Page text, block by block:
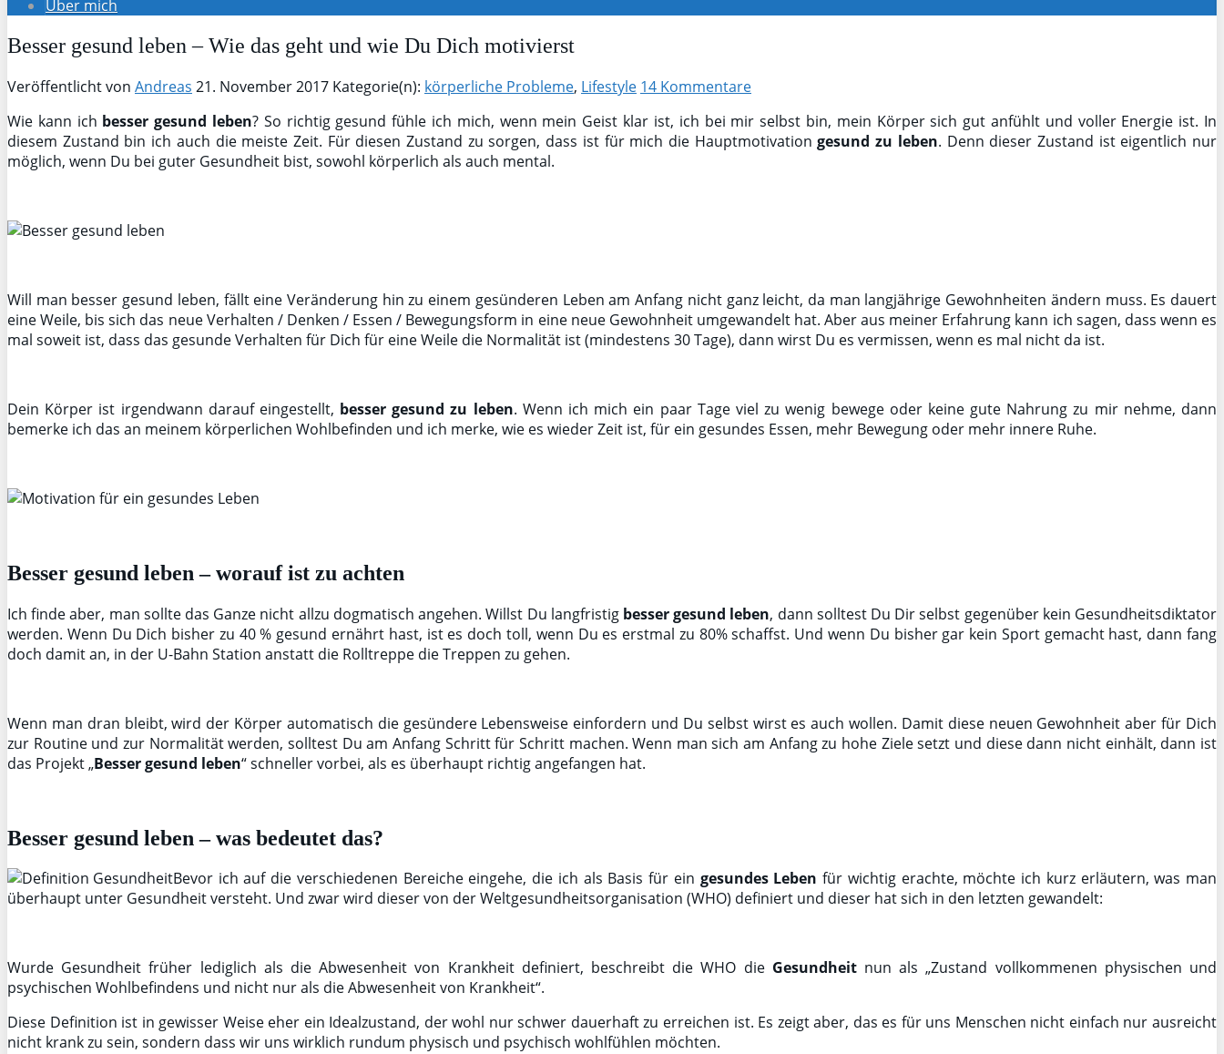
Über mich
Besser gesund leben – Wie das geht und wie Du Dich motivierst
Veröffentlicht von Andreas 21. November 2017 Kategorie(n): körperliche Probleme, Lifestyle 14 Kommentare
Wie kann ich besser gesund leben? So richtig gesund fühle ich mich, wenn mein Geist klar ist, ich bei mir selbst bin, mein Körper sich gut anfühlt und voller Energie ist. In
diesem Zustand bin ich auch die meiste Zeit. Für diesen Zustand zu sorgen, dass ist für mich die Hauptmotivationgesund zu leben. Denn dieser Zustand ist eigentlich nur
möglich, wenn Du bei guter Gesundheit bist, sowohl körperlich als auch mental.
Will man besser gesund leben, fällt eine Veränderung hin zu einem gesünderen Leben am Anfang nicht ganz leicht, da man langjährige Gewohnheiten ändern muss. Es dauert
eine Weile, bis sich das neue Verhalten / Denken / Essen / Bewegungsform in eine neue Gewohnheit umgewandelt hat. Aber aus meiner Erfahrung kann ich sagen, dass wenn es
mal soweit ist, dass das gesunde Verhalten für Dich für eine Weile die Normalität ist (mindestens 30 Tage), dann wirst Du es vermissen, wenn es mal nicht da ist.
Dein Körper ist irgendwann darauf eingestellt, besser gesund zu leben. Wenn ich mich ein paar Tage viel zu wenig bewege oder keine gute Nahrung zu mir nehme, dann
bemerke ich das an meinem körperlichen Wohlbefinden und ich merke, wie es wieder Zeit ist, für ein gesundes Essen, mehr Bewegung oder mehr innere Ruhe.
Besser gesund leben – worauf ist zu achten
Ich finde aber, man sollte das Ganze nicht allzu dogmatisch angehen. Willst Du langfristig besser gesund leben, dann solltest Du Dir selbst gegenüber kein Gesundheitsdiktator
werden. Wenn Du Dich bisher zu 40 % gesund ernährt hast, ist es doch toll, wenn Du es erstmal zu 80% schaffst. Und wenn Du bisher gar kein Sport gemacht hast, dann fang
doch damit an, in der U-Bahn Station anstatt die Rolltreppe die Treppen zu gehen.
Wenn man dran bleibt, wird der Körper automatisch die gesündere Lebensweise einfordern und Du selbst wirst es auch wollen. Damit diese neuen Gewohnheit aber für Dich
zur Routine und zur Normalität werden, solltest Du am Anfang Schritt für Schritt machen. Wenn man sich am Anfang zu hohe Ziele setzt und diese dann nicht einhält, dann ist
das Projekt „Besser gesund leben“ schneller vorbei, als es überhaupt richtig angefangen hat.
Besser gesund leben – was bedeutet das?
Bevor ich auf die verschiedenen Bereiche eingehe, die ich als Basis für ein gesundes Leben für wichtig erachte, möchte ich kurz erläutern, was man
überhaupt unter Gesundheit versteht. Und zwar wird dieser von der Weltgesundheitsorganisation (WHO) definiert und dieser hat sich in den letzten gewandelt:
Wurde Gesundheit früher lediglich als die Abwesenheit von Krankheit definiert, beschreibt die WHO die Gesundheitnun als „Zustand vollkommenen physischen und
psychischen Wohlbefindens und nicht nur als die Abwesenheit von Krankheit“.
Diese Definition ist in gewisser Weise eher ein Idealzustand, der wohl nur schwer dauerhaft zu erreichen ist. Es zeigt aber, das es für uns Menschen nicht einfach nur ausreicht
nicht krank zu sein, sondern dass wir uns wirklich rundum physisch und psychisch wohlfühlen möchten.